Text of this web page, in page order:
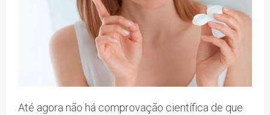
Até agora não há comprovação científica de que